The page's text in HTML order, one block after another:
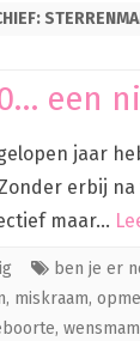
PREMATUUR IN
een
jaar
erbij
maar…
ben je er
, miskraam,
,